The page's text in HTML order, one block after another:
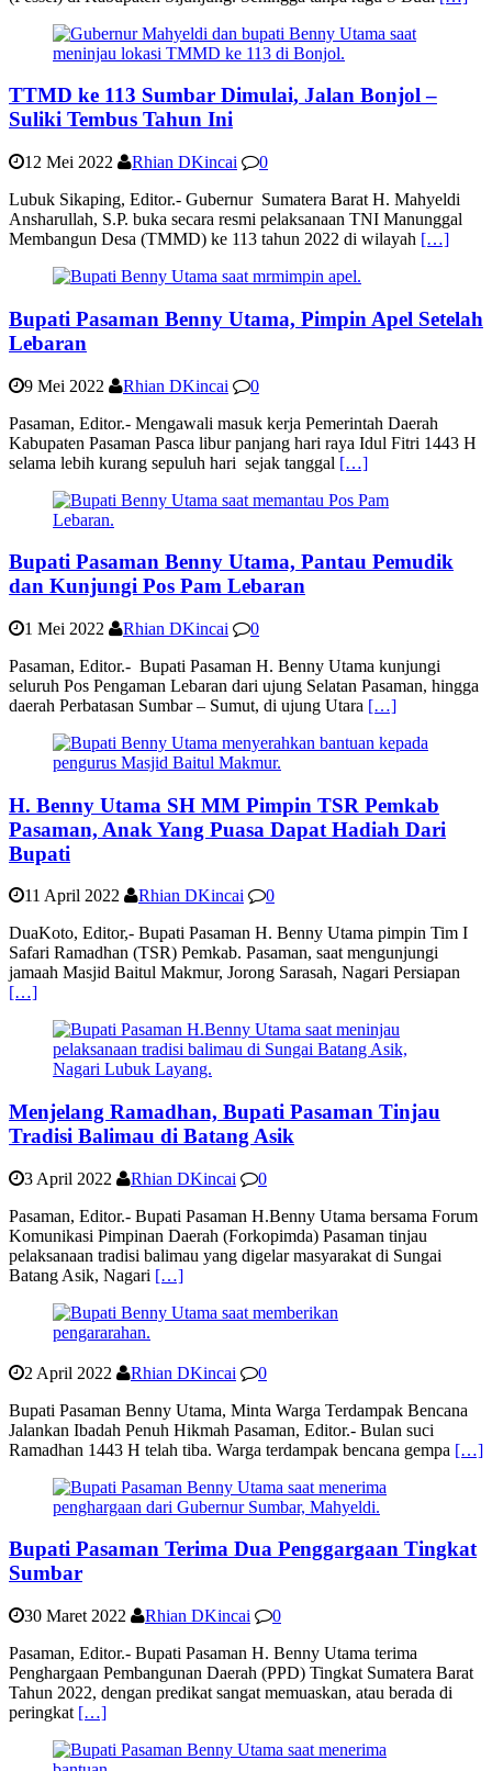
TTMD ke 113 Sumbar Dimulai, Jalan Bonjol –
Suliki Tembus Tahun Ini
12 Mei 2022 Rhian DKincai
0
Lubuk Sikaping, Editor.- Gubernur Sumatera Barat H. Mahyeldi
Ansharullah, S.P. buka secara resmi pelaksanaan TNI Manunggal
Membangun Desa (TMMD) ke 113 tahun 2022 di wilayah […]
Bupati Pasaman Benny Utama, Pimpin Apel Setelah
Lebaran
9 Mei 2022 Rhian DKincai
0
Pasaman, Editor.- Mengawali masuk kerja Pemerintah Daerah
Kabupaten Pasaman Pasca libur panjang hari raya Idul Fitri 1443 H
selama lebih kurang sepuluh hari sejak tanggal […]
Bupati Pasaman Benny Utama, Pantau Pemudik
dan Kunjungi Pos Pam Lebaran
1 Mei 2022 Rhian DKincai
0
Pasaman, Editor.- Bupati Pasaman H. Benny Utama kunjungi
seluruh Pos Pengaman Lebaran dari ujung Selatan Pasaman, hingga
daerah Perbatasan Sumbar – Sumut, di ujung Utara […]
H. Benny Utama SH MM Pimpin TSR Pemkab
Pasaman, Anak Yang Puasa Dapat Hadiah Dari
Bupati
11 April 2022 Rhian DKincai
0
DuaKoto, Editor,- Bupati Pasaman H. Benny Utama pimpin Tim I
Safari Ramadhan (TSR) Pemkab. Pasaman, saat mengunjungi
jamaah Masjid Baitul Makmur, Jorong Sarasah, Nagari Persiapan
[…]
Menjelang Ramadhan, Bupati Pasaman Tinjau
Tradisi Balimau di Batang Asik
3 April 2022 Rhian DKincai
0
Pasaman, Editor.- Bupati Pasaman H.Benny Utama bersama Forum
Komunikasi Pimpinan Daerah (Forkopimda) Pasaman tinjau
pelaksanaan tradisi balimau yang digelar masyarakat di Sungai
Batang Asik, Nagari […]
2 April 2022 Rhian DKincai
0
Bupati Pasaman Benny Utama, Minta Warga Terdampak Bencana
Jalankan Ibadah Penuh Hikmah Pasaman, Editor.- Bulan suci
Ramadhan 1443 H telah tiba. Warga terdampak bencana gempa […]
Bupati Pasaman Terima Dua Penggargaan Tingkat
Sumbar
30 Maret 2022 Rhian DKincai
0
Pasaman, Editor.- Bupati Pasaman H. Benny Utama terima
Penghargaan Pembangunan Daerah (PPD) Tingkat Sumatera Barat
Tahun 2022, dengan predikat sangat memuaskan, atau berada di
peringkat […]